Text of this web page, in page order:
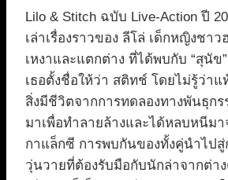
Lilo & Stitch ฉบับ Live-Action ปี
เล่าเรื่องราวของ ลีโล่ เด็กหญิงชาว
เหงาและแตกต่าง ที่ได้พบกับ “สุนัข
เธอตั้งชื่อให้ว่า สติทช์ โดยไม่รู้ว่าแ
สิ่งมีชีวิตจากการทดลองทางพันธุก
มาเพื่อทำลายล้างและได้หลบหนีม
กาแล็กซี การพบกันของทั้งคู่นำไป
วุ่นวายที่ต้องรับมือกับนักล่าจากต่า